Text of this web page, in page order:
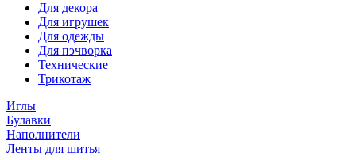
Для декора
Для игрушек
Для одежды
Для пэчворка
Технические
Трикотаж
Иглы
Булавки
Наполнители
Ленты для шитья